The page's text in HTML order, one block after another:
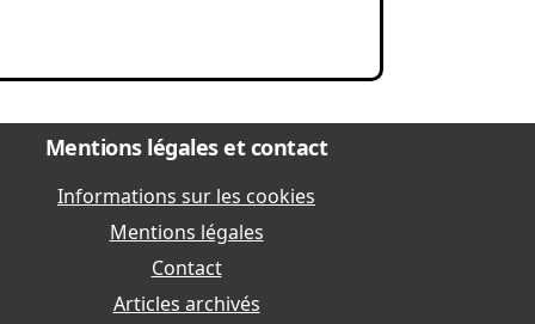
Mentions légales et contact
Informations sur les cookies
Mentions légales
Contact
Articles archivés